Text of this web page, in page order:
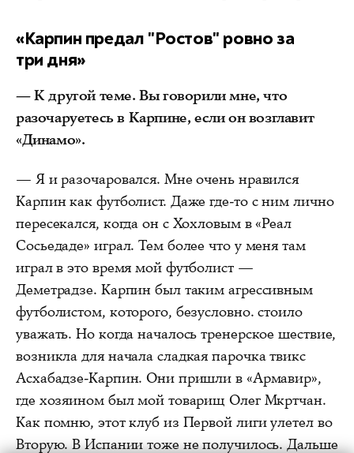
«Карпин предал "Ростов" ровно за
три дня»
— К другой теме. Вы говорили мне, что
разочаруетесь в Карпине, если он возглавит
«Динамо».
— Я и разочаровался. Мне очень нравился
Карпин как футболист. Даже где-то с ним лично
пересекался, когда он с Хохловым в «Реал
Сосьедаде» играл. Тем более что у меня там
играл в это время мой футболист —
Деметрадзе. Карпин был таким агрессивным
футболистом, которого, безусловно. стоило
уважать. Но когда началось тренерское шествие,
возникла для начала сладкая парочка твикс
Асхабадзе-Карпин. Они пришли в «Армавир»,
где хозяином был мой товарищ Олег Мкртчан.
Как помню, этот клуб из Первой лиги улетел во
Вторую. В Испании тоже не получилось. Дальше